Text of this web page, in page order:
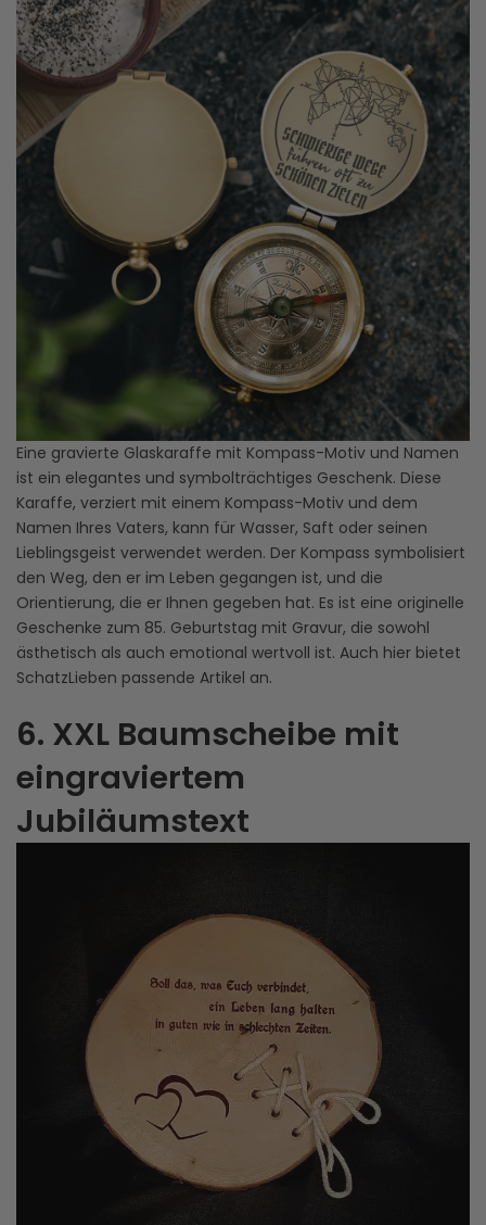
Eine gravierte Glaskaraffe mit Kompass-Motiv und Namen
ist ein elegantes und symbolträchtiges Geschenk. Diese
Karaffe, verziert mit einem Kompass-Motiv und dem
Namen Ihres Vaters, kann für Wasser, Saft oder seinen
Lieblingsgeist verwendet werden. Der Kompass symbolisiert
den Weg, den er im Leben gegangen ist, und die
Orientierung, die er Ihnen gegeben hat. Es ist eine originelle
Geschenke zum 85. Geburtstag mit Gravur, die sowohl
ästhetisch als auch emotional wertvoll ist. Auch hier bietet
SchatzLieben passende Artikel an.
6. XXL Baumscheibe mit
eingraviertem
Jubiläumstext